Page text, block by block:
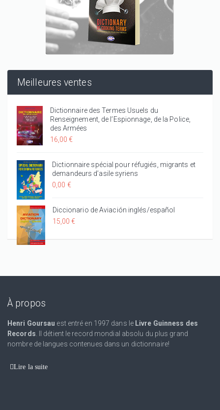
Meilleures ventes
Dictionnaire des Termes Usuels du
Renseignement, de l’Espionnage, de la Police,
des Armées
16,00 €
Dictionnaire spécial pour réfugiés, migrants et
demandeurs d’asile syriens
0,00 €
Diccionario de Aviación inglés/español
15,00 €
À propos
Henri Goursau est entré en 1997 dans le Livre Guinness des
Records . Il détient le record mondial absolu du plus grand
nombre de langues contenues dans un dictionnaire!
Lire la suite